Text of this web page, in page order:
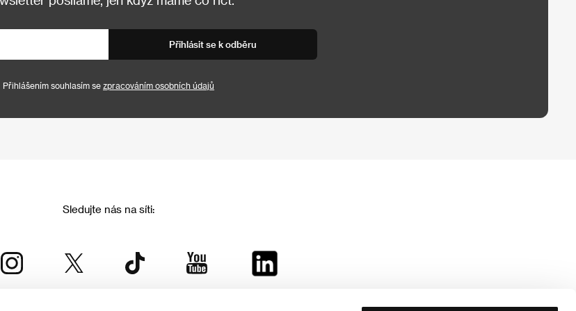
Přihlásit se k odběru
Přihlášením souhlasím se zpracováním osobních údajů
Sledujte nás na síti: